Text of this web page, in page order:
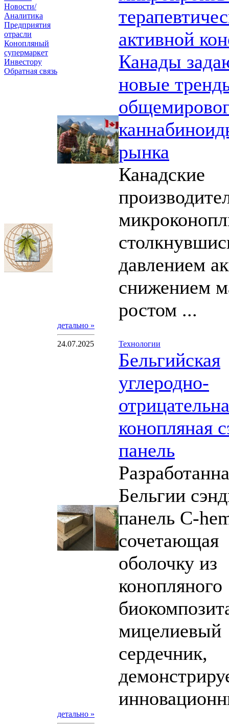
Новости/
Аналитика
Предприятия
отрасли
Конопляный
супермаркет
Инвестору
Обратная связь
активной
Канады
новые
рынка
Канадские
давлением
снижением
ростом ...
детально »
24.07.2025 Технологии
Бельгийская
углеродно-
конопляная
панель
Бельгии
панель C-
сочетающая
оболочку из
конопляного
мицелиевый
сердечник,
детально »